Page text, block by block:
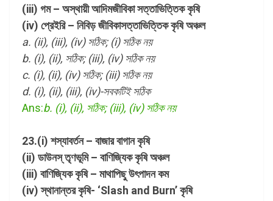
(iii) গম – অস্থায়ী আদিমজীবিকা সত্তাভিত্তিক কৃষি
(iv) প্রেইরি – নিবিড় জীবিকাসত্তাভিত্তিক কৃষি অঞ্চল
a. (ii), (iii), (iv) সঠিক; (i) সঠিক নয়
b. (i), (ii), সঠিক; (iii), (iv) সঠিক নয়
c. (i), (ii), (iv) সঠিক; (iii) সঠিক নয়
d. (i), (ii), (iii), (iv)-সবকটিই সঠিক
Ans:b. (i), (ii), সঠিক; (iii), (iv) সঠিক নয়
23.(i) শস্যাবর্তন – বাজার বাগান কৃষি
(ii) ডাউনস্ তৃণভূমি – বাণিজ্যিক কৃষি অঞ্চল
(iii) বাণিজ্যিক কৃষি – মাথাপিছু উৎপাদন কম
(iv) স্থানান্তর কৃষি- ‘Slash and Burn’কৃষি